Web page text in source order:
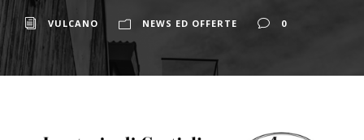
VULCANO NEWS ED OFFERTE 0